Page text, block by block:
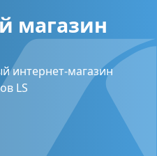
магазин
интернет-магазин
LS